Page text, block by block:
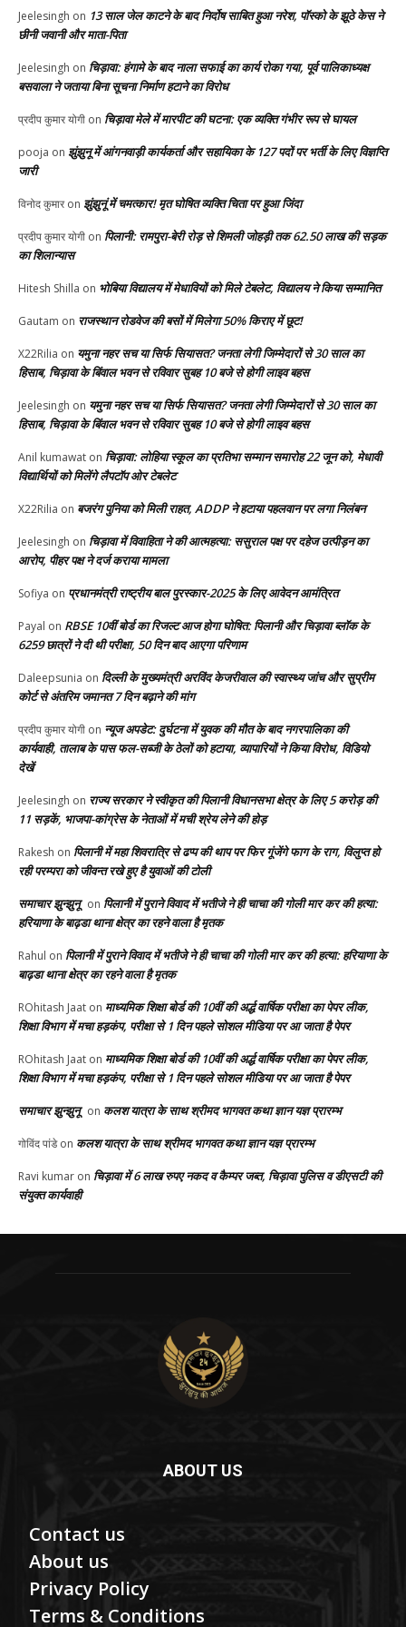
Jeelesingh on 13 साल जेल काटने के बाद निर्दोष साबित हुआ नरेश, पॉस्को के झूठे केस ने
छीनी जवानी और माता-पिता
Jeelesingh on चिड़ावा: हंगामे के बाद नाला सफाई का कार्य रोका गया, पूर्व पालिकाध्यक्ष
बसवाला ने जताया बिना सूचना निर्माण हटाने का विरोध
प्रदीप कुमार योगी on चिड़ावा मेले में मारपीट की घटना: एक व्यक्ति गंभीर रूप से घायल
pooja on झुंझुनू में आंगनवाड़ी कार्यकर्ता और सहायिका के 127 पदों पर भर्ती के लिए विज्ञप्ति
जारी
विनोद कुमारon झुंझुनूं में चमत्कार! मृत घोषित व्यक्ति चिता पर हुआ जिंदा
प्रदीप कुमार योगी on पिलानी: रामपुरा-बेरी रोड़ से शिमली जोहड़ी तक 62.50 लाख की सड़क
का शिलान्यास
Hitesh Shilla on भोबिया विद्यालय में मेधावियों को मिले टेबलेट, विद्यालय ने किया सम्मानित
Gautam on राजस्थान रोडवेज की बसों में मिलेगा 50% किराए में छूट!
X22Rilia on यमुना नहर सच या सिर्फ सियासत? जनता लेगी जिम्मेदारों से 30 साल का
हिसाब, चिड़ावा के बिंवाल भवन से रविवार सुबह 10 बजे से होगी लाइव बहस
Jeelesingh on यमुना नहर सच या सिर्फ सियासत? जनता लेगी जिम्मेदारों से 30 साल का
हिसाब, चिड़ावा के बिंवाल भवन से रविवार सुबह 10 बजे से होगी लाइव बहस
Anil kumawat on चिड़ावा: लोहिया स्कूल का प्रतिभा सम्मान समारोह 22 जून को, मेधावी
विद्यार्थियों को मिलेंगे लैपटॉप ओर टेबलेट
X22Rilia on बजरंग पुनिया को मिली राहत, ADDP ने हटाया पहलवान पर लगा निलंबन
Jeelesingh on चिड़ावा में विवाहिता ने की आत्महत्या: ससुराल पक्ष पर दहेज उत्पीड़न का
आरोप, पीहर पक्ष ने दर्ज कराया मामला
Sofiya on प्रधानमंत्री राष्ट्रीय बाल पुरस्कार-2025 के लिए आवेदन आमंत्रित
Payal on RBSE 10वीं बोर्ड का रिजल्ट आज होगा घोषित: पिलानी और चिड़ावा ब्लॉक के
6259 छात्रों ने दी थी परीक्षा, 50 दिन बाद आएगा परिणाम
Daleepsunia on दिल्ली के मुख्यमंत्री अरविंद केजरीवाल की स्वास्थ्य जांच और सुप्रीम
कोर्ट से अंतरिम जमानत 7 दिन बढ़ाने की मांग
प्रदीप कुमार योगी on न्यूज अपडेट: दुर्घटना में युवक की मौत के बाद नगरपालिका की
कार्यवाही, तालाब के पास फल-सब्जी के ठेलों को हटाया, व्यापारियों ने किया विरोध, विडियो
देखें
Jeelesingh on राज्य सरकार ने स्वीकृत की पिलानी विधानसभा क्षेत्र के लिए 5 करोड़ की
11 सड़कें, भाजपा-कांग्रेस के नेताओं में मची श्रेय लेने की होड़
Rakesh on पिलानी में महा शिवरात्रि से ढप्प की थाप पर फिर गूंजेंगे फाग के राग, विलुप्त हो
रही परम्परा को जीवन्त रखे हुए है युवाओं की टोली
समाचार झुन्झुनू on पिलानी में पुराने विवाद में भतीजे ने ही चाचा की गोली मार कर की हत्या:
हरियाणा के बाढ़डा थाना क्षेत्र का रहने वाला है मृतक
Rahul on पिलानी में पुराने विवाद में भतीजे ने ही चाचा की गोली मार कर की हत्या: हरियाणा के
बाढ़डा थाना क्षेत्र का रहने वाला है मृतक
ROhitash Jaat on माध्यमिक शिक्षा बोर्ड की 10वीं की अर्द्ध वार्षिक परीक्षा का पेपर लीक,
शिक्षा विभाग में मचा हड़कंप, परीक्षा से 1 दिन पहले सोशल मीडिया पर आ जाता है पेपर
ROhitash Jaat on माध्यमिक शिक्षा बोर्ड की 10वीं की अर्द्ध वार्षिक परीक्षा का पेपर लीक,
शिक्षा विभाग में मचा हड़कंप, परीक्षा से 1 दिन पहले सोशल मीडिया पर आ जाता है पेपर
समाचार झुन्झुनू on कलश यात्रा के साथ श्रीमद भागवत कथा ज्ञान यज्ञ प्रारम्भ
गोविंद पांडेon कलश यात्रा के साथ श्रीमद भागवत कथा ज्ञान यज्ञ प्रारम्भ
Ravi kumar on चिड़ावा में 6 लाख रुपए नकद व कैम्पर जब्त, चिड़ावा पुलिस व डीएसटी की
संयुक्त कार्यवाही
ABOUT US
Contact us
About us
Privacy Policy
Terms & Conditions